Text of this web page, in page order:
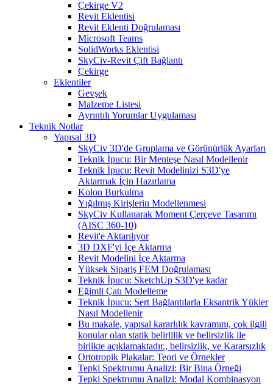
Çekirge V2
Revit Eklentisi
Revit Eklenti Doğrulaması
Microsoft Teams
SolidWorks Eklentisi
SkyCiv-Revit Çift Bağlantı
Çekirge
Eklentiler
Gevşek
Malzeme Listesi
Ayrıntılı Yorumlar Uygulaması
Teknik Notlar
Yapısal 3D
SkyCiv 3D'de Gruplama ve Görünürlük Ayarları
Teknik İpucu: Bir Menteşe Nasıl Modellenir
Teknik İpucu: Revit Modelinizi S3D'ye
Aktarmak İçin Hazırlama
Kolon Burkulma
Yığılmış Kirişlerin Modellenmesi
SkyCiv Kullanarak Moment Çerçeve Tasarımı
(AISC 360-10)
Revit'e Aktarılıyor
3D DXF'yi İçe Aktarma
Revit Modelini İçe Aktarma
Yüksek Sipariş FEM Doğrulaması
Teknik İpucu: SketchUp S3D'ye kadar
Eğimli Çatı Modelleme
Teknik İpucu: Sert Bağlantılarla Eksantrik Yükler
Nasıl Modellenir
Bu makale, yapısal kararlılık kavramını, çok ilgili
konular olan statik belirlilik ve belirsizlik ile
birlikte açıklamaktadır., belirsizlik, ve Kararsızlık
Ortotropik Plakalar: Teori ve Örnekler
Tepki Spektrumu Analizi: Bir Bina Örneği
Tepki Spektrumu Analizi: Modal Kombinasyon